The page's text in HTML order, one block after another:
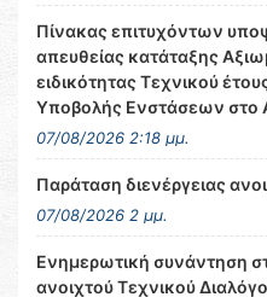
Πίνακας επιτυχόντων
απευθείας κατάταξης
ειδικότητας Τεχνικού
Υποβολής Ενστάσεων στο
07/08/2026 2:18 μμ.
Παράταση διενέργειας
07/08/2026 2 μμ.
Ενημερωτική συνάντηση
ανοιχτού Τεχνικού